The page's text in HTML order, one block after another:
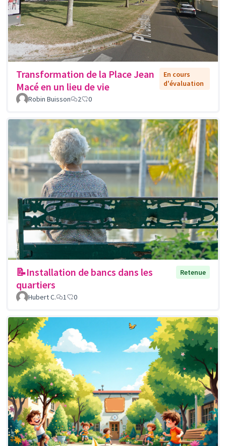
Transformation de la Place Jean
Macé en un lieu de vie
En cours
d'évaluation
Robin Buisson
2 0
📝Installation de bancs dans les
quartiers
Retenue
Hubert C. 1 0